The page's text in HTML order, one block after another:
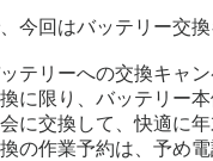
今回はバッテリー交
テリーへの交換キャ
に限り、バッテリー
に交換して、快適に
の作業予約は、予め